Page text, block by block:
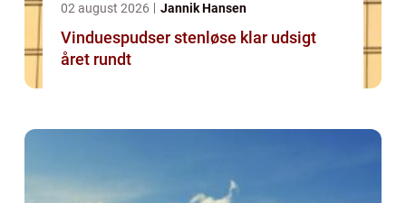
02 august 2026 Jannik Hansen
Vinduespudser stenløse klar udsigt
året rundt